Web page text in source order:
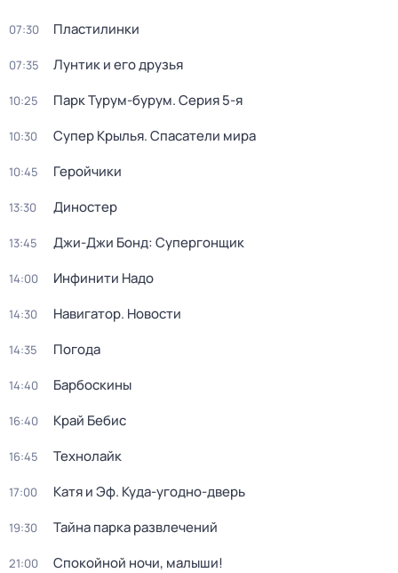
07:30 Пластилинки
07:35 Лунтик и его друзья
10:25 Парк Турум-бурум. Серия 5-я
10:30 Супер Крылья. Спасатели мира
10:45 Геройчики
13:30 Диностер
13:45 Джи-Джи Бонд: Супергонщик
14:00 Инфинити Надо
14:30 Навигатор. Новости
14:35 Погода
14:40 Барбоскины
16:40 Край Бебис
16:45 Технолайк
17:00 Катя и Эф. Куда-угодно-дверь
19:30 Тайна парка развлечений
21:00 Спокойной ночи, малыши!